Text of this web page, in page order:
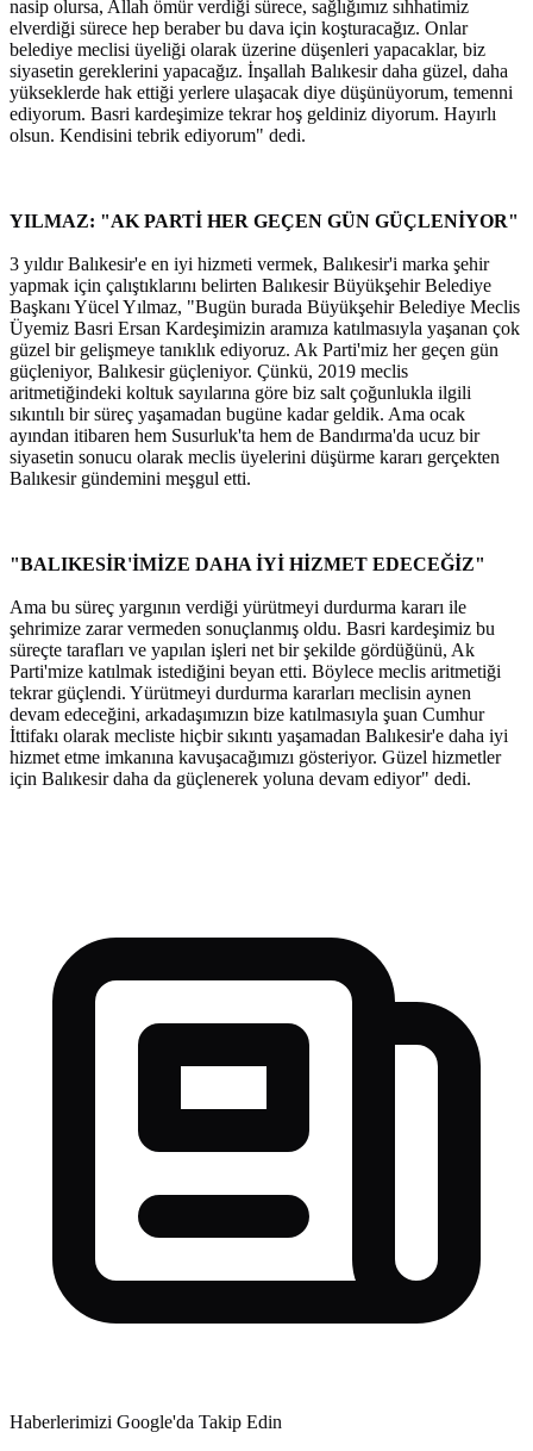
nasip olursa, Allah ömür verdiği sürece, sağlığımız sıhhatimiz
elverdiği sürece hep beraber bu dava için koşturacağız. Onlar
belediye meclisi üyeliği olarak üzerine düşenleri yapacaklar, biz
siyasetin gereklerini yapacağız. İnşallah Balıkesir daha güzel, daha
yükseklerde hak ettiği yerlere ulaşacak diye düşünüyorum, temenni
ediyorum. Basri kardeşimize tekrar hoş geldiniz diyorum. Hayırlı
olsun. Kendisini tebrik ediyorum" dedi.
YILMAZ: "AK PARTİ HER GEÇEN GÜN GÜÇLENİYOR"
3 yıldır Balıkesir'e en iyi hizmeti vermek, Balıkesir'i marka şehir
yapmak için çalıştıklarını belirten Balıkesir Büyükşehir Belediye
Başkanı Yücel Yılmaz, "Bugün burada Büyükşehir Belediye Meclis
Üyemiz Basri Ersan Kardeşimizin aramıza katılmasıyla yaşanan çok
güzel bir gelişmeye tanıklık ediyoruz. Ak Parti'miz her geçen gün
güçleniyor, Balıkesir güçleniyor. Çünkü, 2019 meclis
aritmetiğindeki koltuk sayılarına göre biz salt çoğunlukla ilgili
sıkıntılı bir süreç yaşamadan bugüne kadar geldik. Ama ocak
ayından itibaren hem Susurluk'ta hem de Bandırma'da ucuz bir
siyasetin sonucu olarak meclis üyelerini düşürme kararı gerçekten
Balıkesir gündemini meşgul etti.
"BALIKESİR'İMİZE DAHA İYİ HİZMET EDECEĞİZ"
Ama bu süreç yargının verdiği yürütmeyi durdurma kararı ile
şehrimize zarar vermeden sonuçlanmış oldu. Basri kardeşimiz bu
süreçte tarafları ve yapılan işleri net bir şekilde gördüğünü, Ak
Parti'mize katılmak istediğini beyan etti. Böylece meclis aritmetiği
tekrar güçlendi. Yürütmeyi durdurma kararları meclisin aynen
devam edeceğini, arkadaşımızın bize katılmasıyla şuan Cumhur
İttifakı olarak mecliste hiçbir sıkıntı yaşamadan Balıkesir'e daha iyi
hizmet etme imkanına kavuşacağımızı gösteriyor. Güzel hizmetler
için Balıkesir daha da güçlenerek yoluna devam ediyor" dedi.
Haberlerimizi Google'da Takip Edin